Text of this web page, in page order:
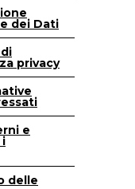
dei Dati
privacy
e
i
delle